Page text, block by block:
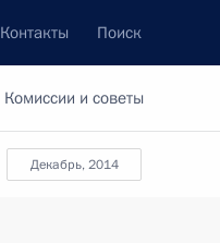
Контакты Поиск
Комиссии и советы
декабрь, 2014